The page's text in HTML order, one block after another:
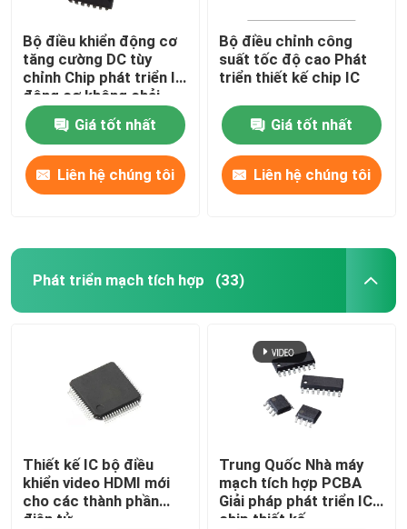
Bộ điều khiển động cơ
tăng cường DC tùy
chỉnh Chip phát triển IC
động cơ không chải
Giá tốt nhất
Liên hệ chúng tôi
Bộ điều chỉnh công
suất tốc độ cao Phát
triển thiết kế chip IC
Giá tốt nhất
Liên hệ chúng tôi
Phát triển mạch tích hợp (33)
Thiết kế IC bộ điều
khiển video HDMI mới
cho các thành phần
điện tử
Trung Quốc Nhà máy
mạch tích hợp PCBA
Giải pháp phát triển IC
chip thiết kế